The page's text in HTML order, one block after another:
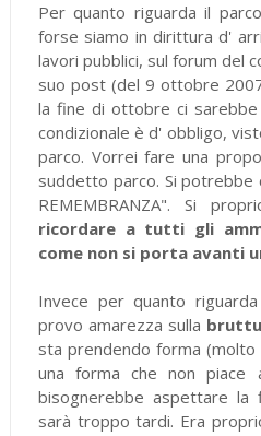
Per quanto riguarda il
forse siamo in dirittura d'
lavori pubblici, sul forum del
suo post (del 9 ottobre
la fine di ottobre ci
condizionale è d' obbligo,
parco. Vorrei fare una
suddetto parco. Si potrebbe
REMEMBRANZA". Si
ricordare a tutti gli
come non si porta avanti
Invece per quanto
provo amarezza sulla
sta prendendo forma
una forma che non piace
bisognerebbe aspettare
sarà troppo tardi. Era